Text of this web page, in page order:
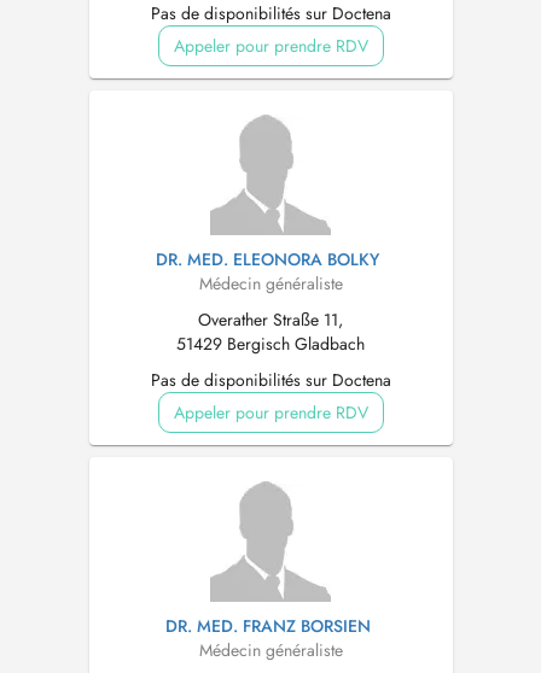
Pas de disponibilités sur Doctena
Appeler pour prendre RDV
DR. MED. ELEONORA BOLKY
Médecin généraliste
Overather Straße 11,
51429 Bergisch Gladbach
Pas de disponibilités sur Doctena
Appeler pour prendre RDV
DR. MED. FRANZ BORSIEN
Médecin généraliste